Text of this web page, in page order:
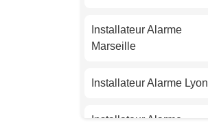
Installateur Alarme
Marseille
Installateur Alarme Lyon
Installateur Alarme